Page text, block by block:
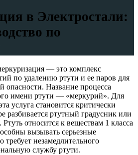
в Электростали:
по
— это комплекс
по удалению ртути и ее паров для
опасности. Название процесса
имени ртути — «меркурий». Для
услуга становится критически
разбивается ртутный градусник или
относится к веществам 1 класса
вызывать серьезные
требует незамедлительного
службу ртути.